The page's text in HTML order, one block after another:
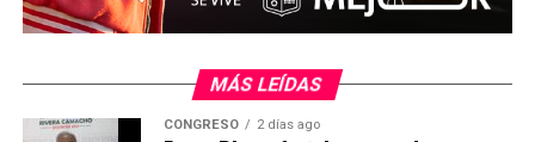
MiZitácuaro.
MÁS LEÍDAS
CONGRESO 2 días ago